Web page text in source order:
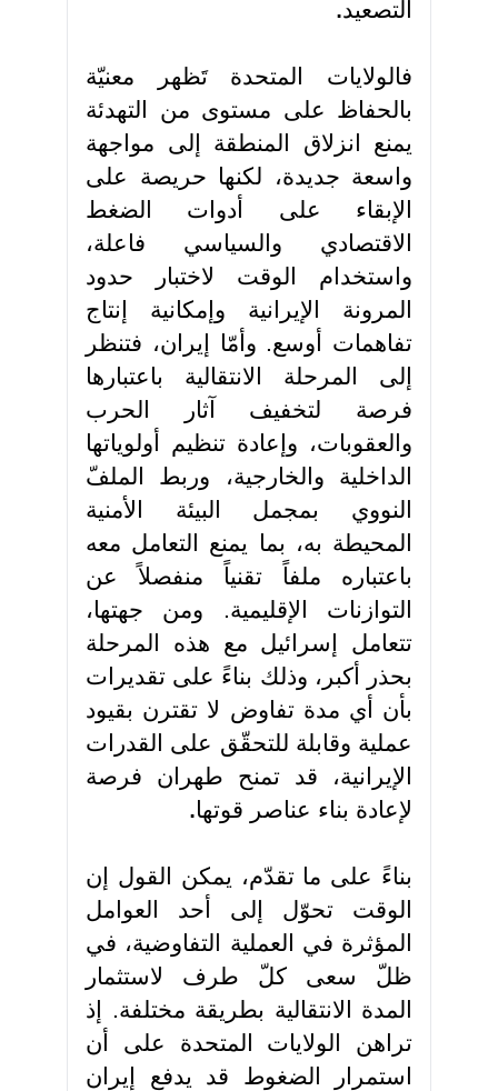
التصعيد.
فالولايات المتحدة تَظهر معنيّة
بالحفاظ على مستوى من التهدئة
يمنع انزلاق المنطقة إلى مواجهة
واسعة جديدة، لكنها حريصة على
الإبقاء على أدوات الضغط
الاقتصادي والسياسي فاعلة،
واستخدام الوقت لاختبار حدود
المرونة الإيرانية وإمكانية إنتاج
تفاهمات أوسع. وأمّا إيران، فتنظر
إلى المرحلة الانتقالية باعتبارها
فرصة لتخفيف آثار الحرب
والعقوبات، وإعادة تنظيم أولوياتها
الداخلية والخارجية، وربط الملفّ
النووي بمجمل البيئة الأمنية
المحيطة به، بما يمنع التعامل معه
باعتباره ملفاً تقنياً منفصلاً عن
التوازنات الإقليمية. ومن جهتها،
تتعامل إسرائيل مع هذه المرحلة
بحذر أكبر، وذلك بناءً على تقديرات
بأن أي مدة تفاوض لا تقترن بقيود
عملية وقابلة للتحقّق على القدرات
الإيرانية، قد تمنح طهران فرصة
لإعادة بناء عناصر قوتها.
بناءً على ما تقدّم، يمكن القول إن
الوقت تحوّل إلى أحد العوامل
المؤثرة في العملية التفاوضية، في
ظلّ سعى كلّ طرف لاستثمار
المدة الانتقالية بطريقة مختلفة. إذ
تراهن الولايات المتحدة على أن
استمرار الضغوط قد يدفع إيران